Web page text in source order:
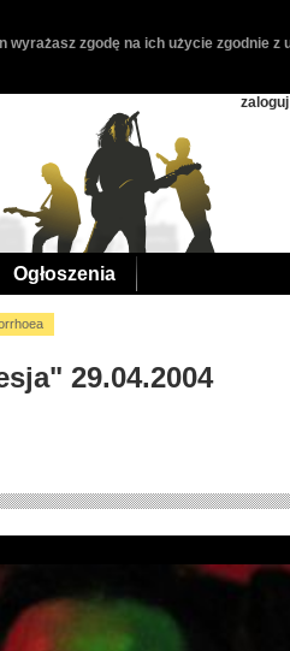
zgodę na ich użycie zgodnie z
Ogłoszenia
29.04.2004